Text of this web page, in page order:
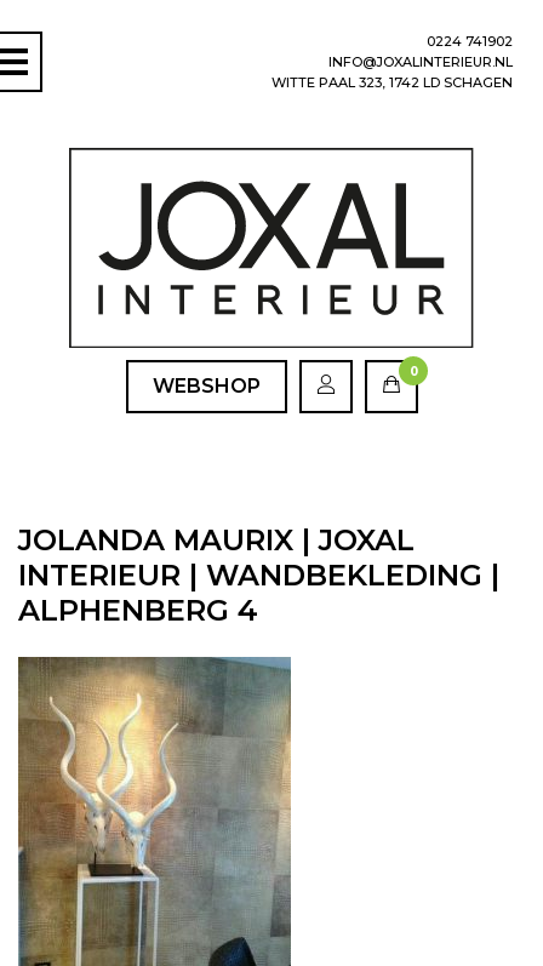
0224 741902
INFO@JOXALINTERIEUR.NL
WITTE PAAL 323, 1742 LD SCHAGEN
WEBSHOP
0
JOLANDA MAURIX | JOXAL
INTERIEUR | WANDBEKLEDING |
ALPHENBERG 4